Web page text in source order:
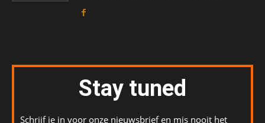
Stay tuned
Schrijf je in voor onze nieuwsbrief en mis nooit het